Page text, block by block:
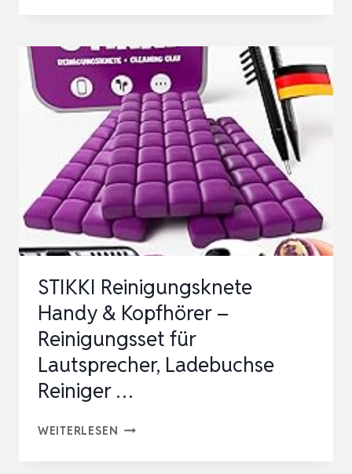
&
KOPFHÖRER
–
REINIGUNGSSET
FÜR
LAUTSPRECHER,
LADEBUCHSE
REINIGER
…
STIKKI Reinigungsknete
Handy & Kopfhörer –
Reinigungsset für
Lautsprecher, Ladebuchse
Reiniger …
WEITERLESEN STIKKI